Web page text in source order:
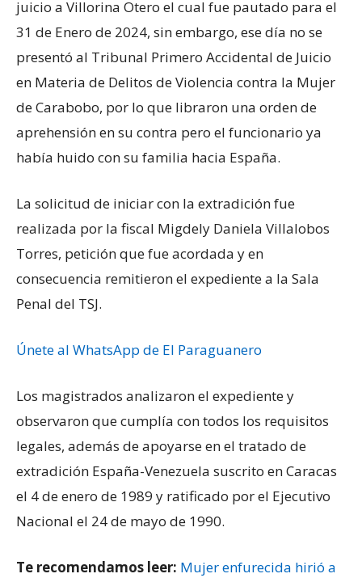
juicio a Villorina Otero el cual fue pautado para el
31 de Enero de 2024, sin embargo, ese día no se
presentó al Tribunal Primero Accidental de Juicio
en Materia de Delitos de Violencia contra la Mujer
de Carabobo, por lo que libraron una orden de
aprehensión en su contra pero el funcionario ya
había huido con su familia hacia España.
La solicitud de iniciar con la extradición fue
realizada por la fiscal Migdely Daniela Villalobos
Torres, petición que fue acordada y en
consecuencia remitieron el expediente a la Sala
Penal del TSJ.
Únete al WhatsApp de El Paraguanero
Los magistrados analizaron el expediente y
observaron que cumplía con todos los requisitos
legales, además de apoyarse en el tratado de
extradición España-Venezuela suscrito en Caracas
el 4 de enero de 1989 y ratificado por el Ejecutivo
Nacional el 24 de mayo de 1990.
Te recomendamos leer: Mujer enfurecida hirió a